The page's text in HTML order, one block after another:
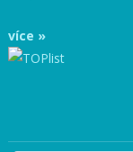
více »